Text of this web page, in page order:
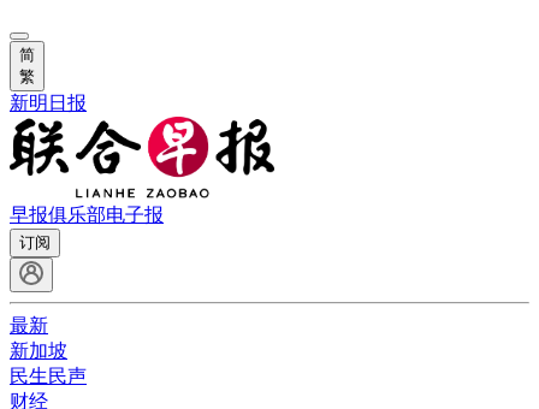
简
繁
新明日报
早报俱乐部电子报
订阅
最新
新加坡
民生民声
财经